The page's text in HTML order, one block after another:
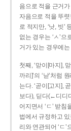
음으로 적을 근거가
자음으로 적을 뚜
로 적지만, ‘낫, 빗’
없는 경우는 ‘ㅅ’으
거가 있는 경우에
첫째, ‘맏이[마지],
까리]’의 ‘낟’처럼
는다. ‘곧이[고지],
보다), 딛다(←디디
어지면서 ‘ㄷ’ 받침
법에서 규정하고 있
리와 연관되어 ‘ㄷ’